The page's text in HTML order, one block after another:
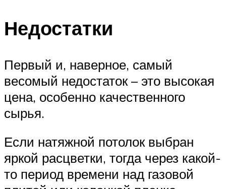
Недостатки
Первый и, наверное, самый
весомый недостаток – это высокая
цена, особенно качественного
сырья.
Если натяжной потолок выбран
яркой расцветки, тогда через какой-
то период времени над газовой